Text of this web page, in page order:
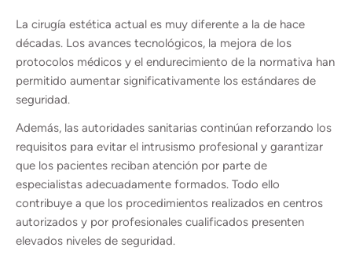
La cirugía estética actual es muy diferente a la de hace
décadas. Los avances tecnológicos, la mejora de los
protocolos médicos y el endurecimiento de la normativa han
permitido aumentar significativamente los estándares de
seguridad.
Además, las autoridades sanitarias continúan reforzando los
requisitos para evitar el intrusismo profesional y garantizar
que los pacientes reciban atención por parte de
especialistas adecuadamente formados. Todo ello
contribuye a que los procedimientos realizados en centros
autorizados y por profesionales cualificados presenten
elevados niveles de seguridad.